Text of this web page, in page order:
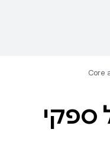
Core
ספקי